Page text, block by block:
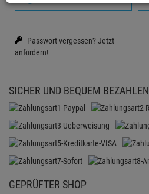
Passwort vergessen?Jetzt
anfordern!
SICHER UND BEQUEM BEZAHLEN
GEPRÜFTER SHOP